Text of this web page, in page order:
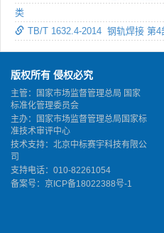
类
TB/T 1632.4-2014 钢轨焊接 第4
版权所有 侵权必究
主管：国家市场监督管理总局 国家
标准化管理委员会
主办：国家市场监督管理总局国家标
准技术审评中心
技术支持：北京中标赛宇科技有限公
司
支持电话：010-82261054
备案号： 京ICP备18022388号-1